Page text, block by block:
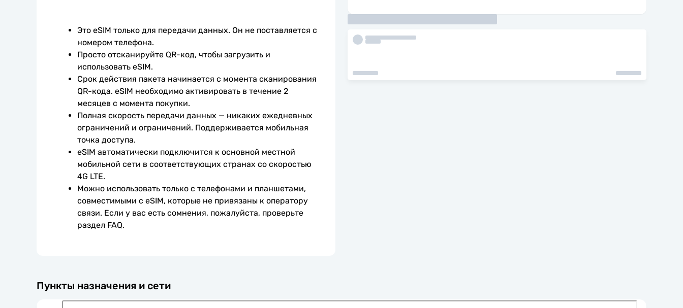
Это eSIM только для передачи данных. Он не поставляется с
номером телефона.
Просто отсканируйте QR-код, чтобы загрузить и
использовать eSIM.
Срок действия пакета начинается с момента сканирования
QR-кода. eSIM необходимо активировать в течение 2
месяцев с момента покупки.
Полная скорость передачи данных — никаких ежедневных
ограничений и ограничений. Поддерживается мобильная
точка доступа.
eSIM автоматически подключится к основной местной
мобильной сети в соответствующих странах со скоростью
4G LTE.
Можно использовать только с телефонами и планшетами,
совместимыми с eSIM, которые не привязаны к оператору
связи. Если у вас есть сомнения, пожалуйста, проверьте
раздел FAQ.
Пункты назначения и сети